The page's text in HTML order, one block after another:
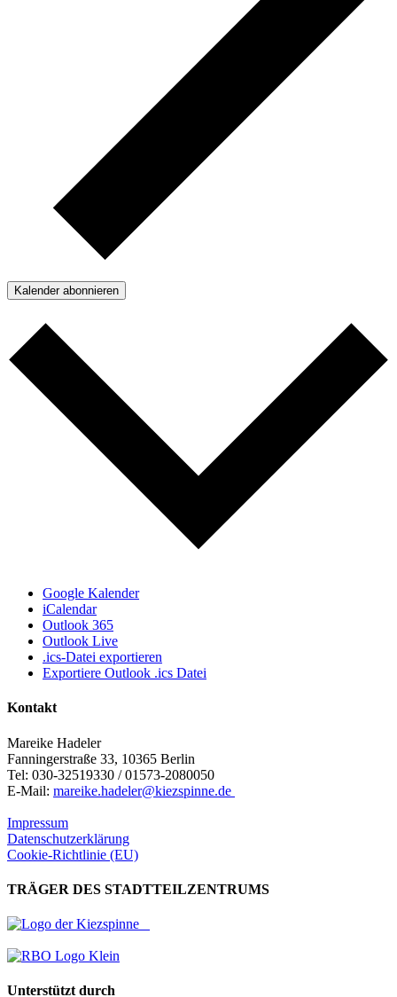
Kalender abonnieren
Google Kalender
iCalendar
Outlook 365
Outlook Live
.ics-Datei exportieren
Exportiere Outlook .ics Datei
Kontakt
Mareike Hadeler
Fanningerstraße 33, 10365 Berlin
Tel: 030-32519330 / 01573-2080050
E-Mail: mareike.hadeler@kiezspinne.de
Impressum
Datenschutzerklärung
Cookie-Richtlinie (EU)
TRÄGER DES STADTTEILZENTRUMS
Unterstützt durch